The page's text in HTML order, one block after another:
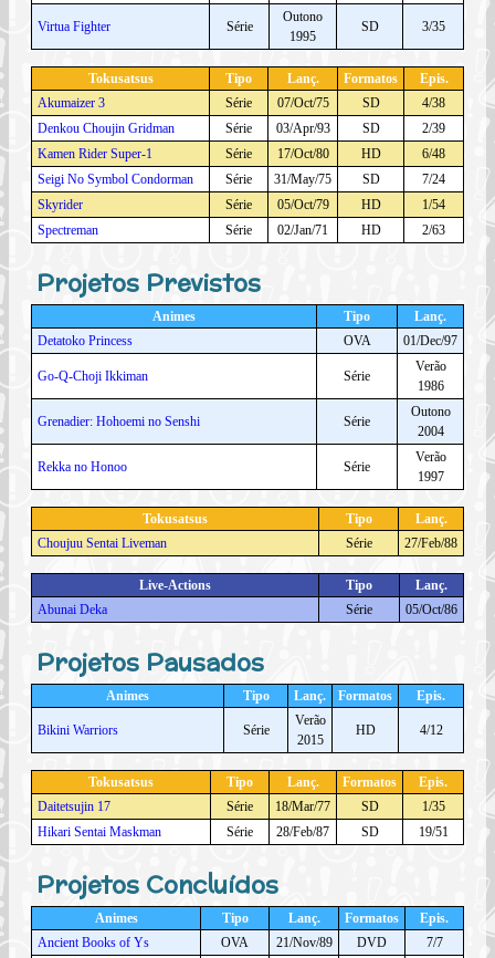
Virtua Fighter Série
Outono
1995
SD 3/35
Tokusatsus Tipo Lanç. Formatos
Epis.
Akumaizer 3
Série 07/Oct/75 SD
4/38
Denkou Choujin Gridman
Série 03/Apr/93 SD
2/39
Kamen Rider Super-1
Série 17/Oct/80 HD
6/48
Seigi No Symbol Condorman
Série 31/May/75 SD
7/24
Skyrider
Série 05/Oct/79 HD
1/54
Spectreman
Série 02/Jan/71 HD 2/63
Projetos Previstos
Animes Tipo
Lanç.
Detatoko Princess
OVA 01/Dec/97
Go-Q-Choji Ikkiman Série
Verão
1986
Grenadier: Hohoemi no Senshi Série
Outono
2004
Rekka no Honoo Série
Verão
1997
Tokusatsus Tipo
Lanç.
Choujuu Sentai Liveman
Série 27/Feb/88
Live-Actions Tipo
Lanç.
Abunai Deka
Série 05/Oct/86
Projetos Pausados
Animes Tipo Lanç. Formatos Epis.
Bikini Warriors Série
Verão
2015
HD 4/12
Tokusatsus Tipo Lanç. Formatos
Epis.
Daitetsujin 17
Série 18/Mar/77 SD
1/35
Hikari Sentai Maskman
Série 28/Feb/87 SD 19/51
Projetos Concluídos
Animes Tipo Lanç. Formatos
Epis.
Ancient Books of Ys
OVA 21/Nov/89 DVD
7/7